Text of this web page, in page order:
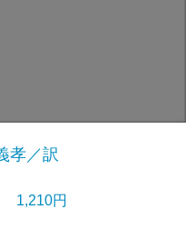
孝／訳
1,210円